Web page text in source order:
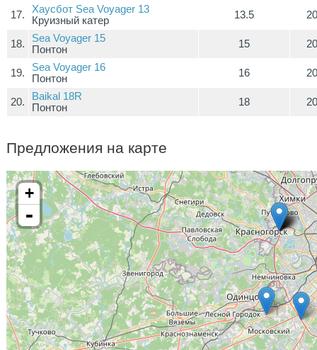
17.
Хаусбот Sea Voyager 13
Круизный катер
13.5
18.
Sea Voyager 15
Понтон
15
19.
Sea Voyager 16
Понтон
16
20.
Baikal 18R
Понтон
18
Предложения на карте
+
-